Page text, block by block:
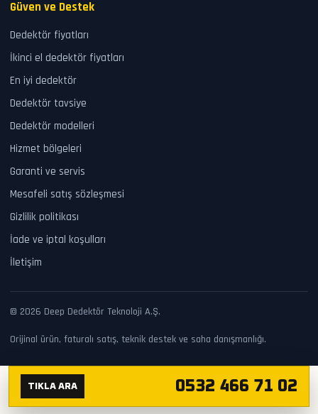
Güven ve Destek
Dedektör fiyatları
İkinci el dedektör fiyatları
En iyi dedektör
Dedektör tavsiye
Dedektör modelleri
Hizmet bölgeleri
Garanti ve servis
Mesafeli satış sözleşmesi
Gizlilik politikası
İade ve iptal koşulları
İletişim
© 2026 Deep Dedektör Teknoloji A.Ş.
Orijinal ürün, faturalı satış, teknik destek ve saha danışmanlığı.
TIKLA ARA 0532 466 71 02